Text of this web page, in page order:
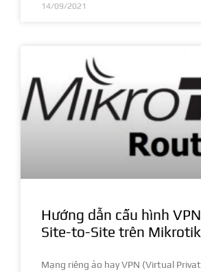
14/09/2021
Hướng dẫn cấu hình VPN
Site-to-Site trên Mikrotik
Mạng riêng ảo hay VPN (Virtual